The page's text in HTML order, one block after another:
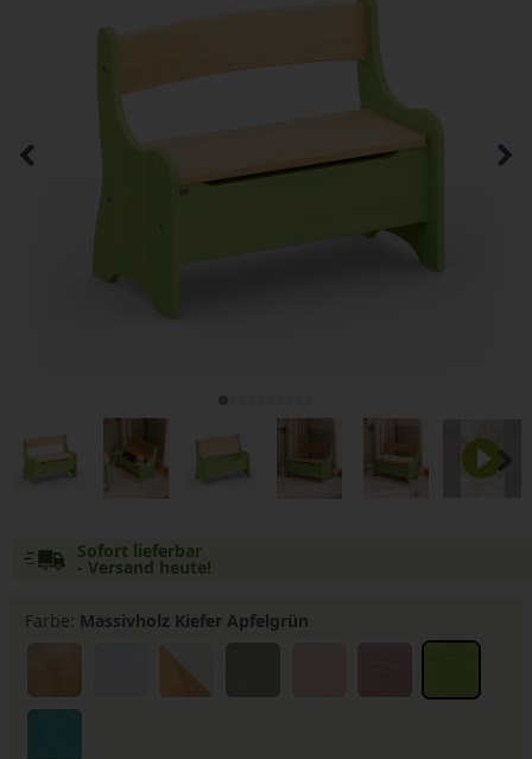
Sofort lieferbar
- Versand heute!
Farbe: Massivholz Kiefer Apfelgrün